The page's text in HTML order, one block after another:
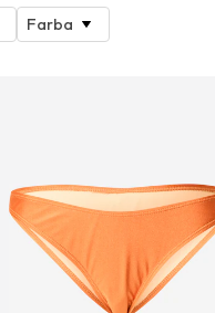
Farba